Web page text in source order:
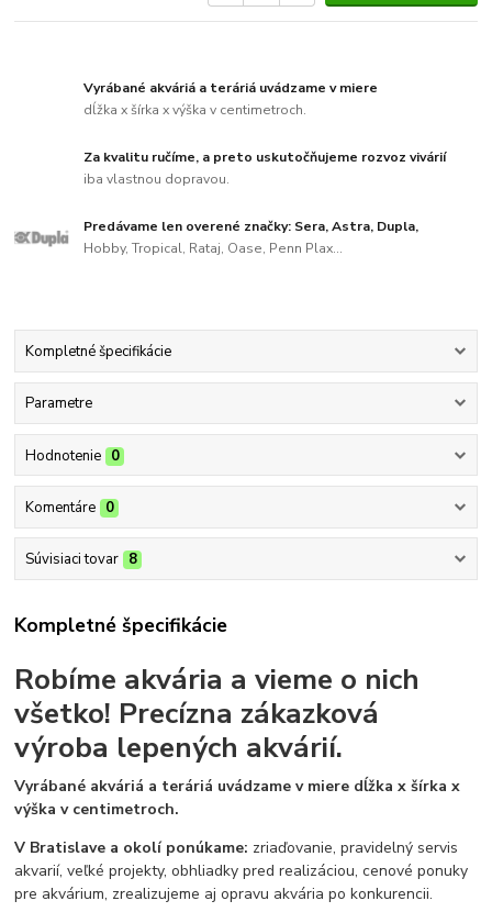
Vyrábané akváriá a teráriá uvádzame v miere
dĺžka x šírka x výška v centimetroch.
Za kvalitu ručíme, a preto uskutočňujeme rozvoz vivárií
iba vlastnou dopravou.
Predávame len overené značky: Sera, Astra, Dupla,
Hobby, Tropical, Rataj, Oase, Penn Plax...
Kompletné špecifikácie
Parametre
Hodnotenie 0
Komentáre 0
Súvisiaci tovar 8
Kompletné špecifikácie
Robíme akvária a vieme o nich
všetko! Precízna zákazková
výroba lepených akvárií.
Vyrábané akváriá a teráriá uvádzame v miere dĺžka x šírka x
výška v centimetroch.
V Bratislave a okolí ponúkame: zriaďovanie, pravidelný servis
akvarií, veľké projekty, obhliadky pred realizáciou, cenové ponuky
pre akvárium, zrealizujeme aj opravu akvária po konkurencii.